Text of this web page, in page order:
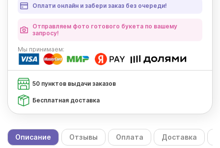
Оплати онлайн и забери заказ без очереди!
Отправляем фото готового букета по вашему
запросу!
Мы принимаем:
50 пунктов выдачи заказов
Бесплатная доставка
Описание Отзывы Оплата Доставка